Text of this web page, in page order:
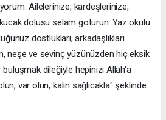
Ailelerinize, kardeşlerinize,
dolusu selam götürün. Yaz okulu
dostlukları, arkadaşlıkları
neşe ve sevinç yüzünüzden hiç eksik
dileğiyle hepinizi Allah'a
var olun, kalın sağlıcakla" şeklinde